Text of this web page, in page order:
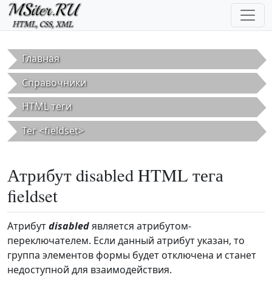
Перейти к основному содержанию
Главная
Справочники
HTML теги
Тег <fieldset>
Атрибут disabled HTML тега
fieldset
Атрибутdisabledявляется атрибутом-
переключателем. Если данный атрибут указан, то
группа элементов формы будет отключена и станет
недоступной для взаимодействия.